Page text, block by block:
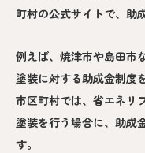
町村の公式サイトで、助
例えば、焼津市や島田市
塗装に対する助成金制度
市区町村では、省エネリ
塗装を行う場合に、助成
す。